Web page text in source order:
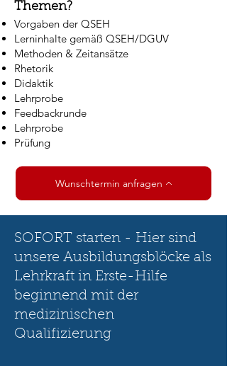
Themen?
Vorgaben der QSEH
Lerninhalte gemäß QSEH/DGUV
Methoden & Zeitansätze
Rhetorik
Didaktik
Lehrprobe
Feedbackrunde
Lehrprobe
Prüfung
Wunschtermin anfragen
SOFORT starten - Hier sind
unsere Ausbildungsblöcke als
Lehrkraft in Erste-Hilfe
beginnend mit der
medizinischen
Qualifizierung